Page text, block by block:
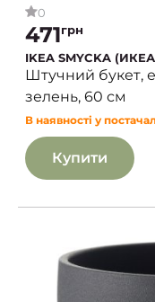
0
471грн
IKEA SMYCKA
Штучний букет,
зелень, 60 см
В наявності у
Купити